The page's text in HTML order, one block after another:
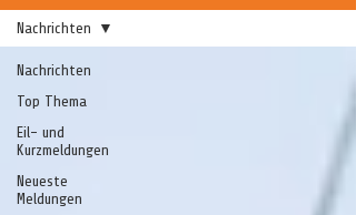
Nachrichten
Top Thema
Eil- und
Kurzmeldungen
Neueste
Meldungen
Nachrichten